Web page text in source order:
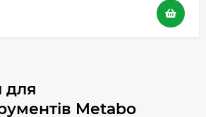
для
Metabo